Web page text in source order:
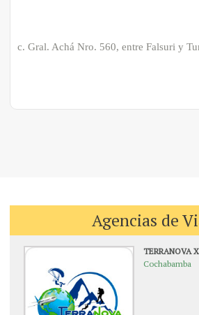
c. Gral. Achá Nro. 560, entre Falsuri y
Agencias de
TERRANOVA
Cochabamba